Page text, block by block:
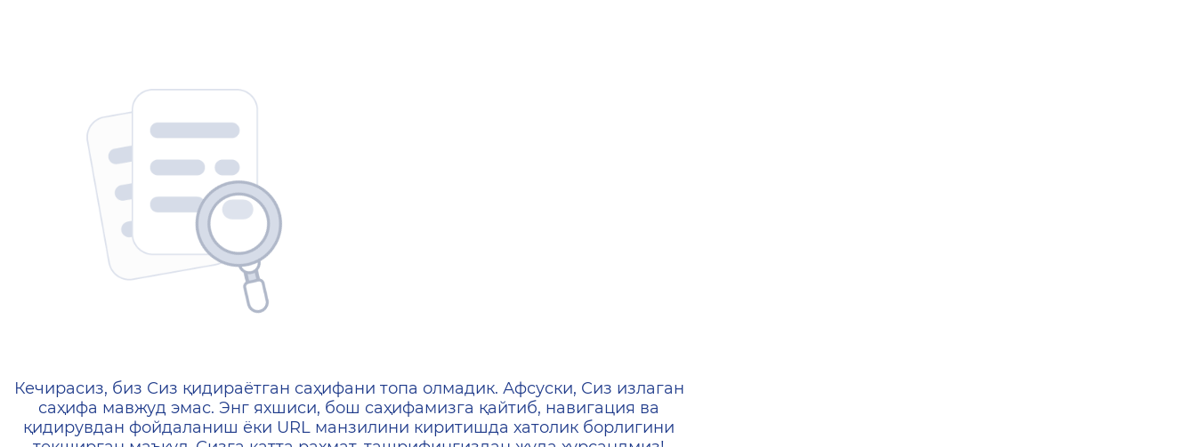
404 — Страница не найдена
Кечирасиз, биз Сиз қидираётган саҳифани топа олмадик. Афсуски, Сиз излаган
саҳифа мавжуд эмас. Энг яхшиси, бош саҳифамизга қайтиб, навигация ва
қидирувдан фойдаланиш ёки URL манзилини киритишда хатолик борлигини